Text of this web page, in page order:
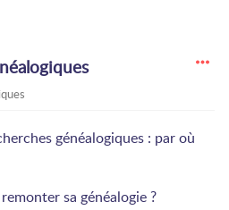
généalogiques : par où
sa généalogie ?